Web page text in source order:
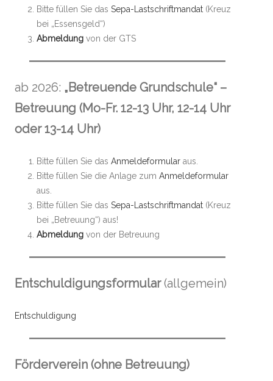
Bitte füllen Sie das Sepa-Lastschriftmandat (Kreuz
bei „Essensgeld“)
Abmeldung von der GTS
ab 2026: „Betreuende Grundschule“ –
Betreuung (Mo-Fr. 12-13 Uhr, 12-14 Uhr
oder 13-14 Uhr)
Bitte füllen Sie das Anmeldeformular aus.
Bitte füllen Sie die Anlage zum Anmeldeformular
aus.
Bitte füllen Sie das Sepa-Lastschriftmandat (Kreuz
bei „Betreuung“) aus!
Abmeldung von der Betreuung
Entschuldigungsformular(allgemein)
Entschuldigung
Förderverein (ohne Betreuung)